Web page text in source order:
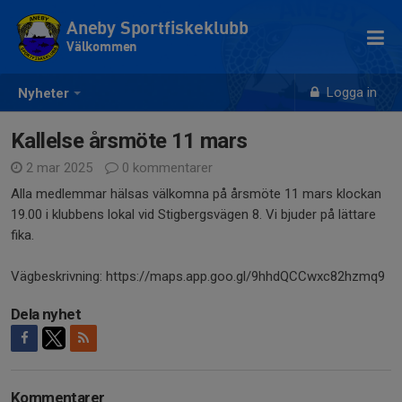
Nyheter Logga in
Aneby Sportfiskeklubb
Välkommen
Kallelse årsmöte 11 mars
2 mar 2025
0 kommentarer
Alla medlemmar hälsas välkomna på årsmöte 11 mars klockan
19.00 i klubbens lokal vid Stigbergsvägen 8. Vi bjuder på lättare
fika.
Vägbeskrivning: https://maps.app.goo.gl/9hhdQCCwxc82hzmq9
Dela nyhet
Kommentarer